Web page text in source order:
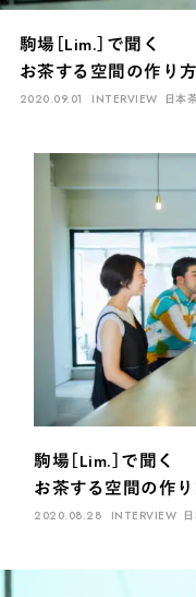
駒場［Lim.］で聞く
お茶する空間の作り
2020.09.01 INTERVIEW 日本
駒場［Lim.］で聞く
お茶する空間の作
2020.08.28 INTERVIEW